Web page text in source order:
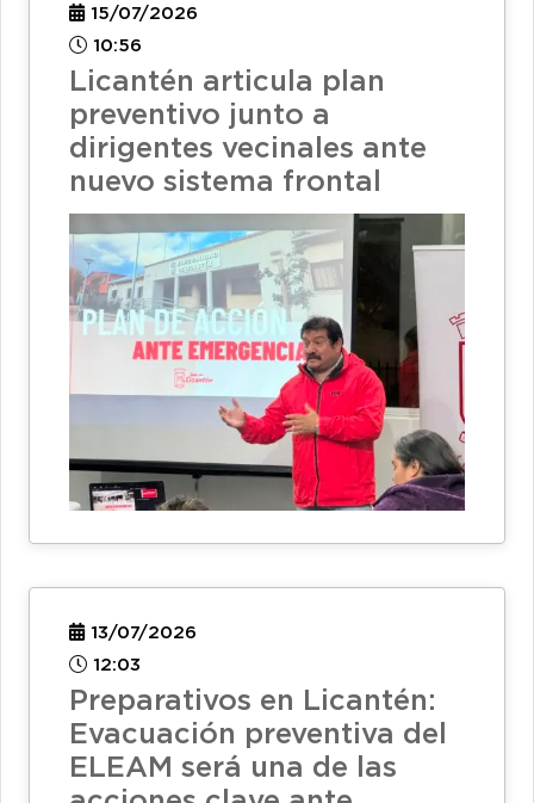
15/07/2026
10:56
Licantén articula plan
preventivo junto a
dirigentes vecinales ante
nuevo sistema frontal
13/07/2026
12:03
Preparativos en Licantén:
Evacuación preventiva del
ELEAM será una de las